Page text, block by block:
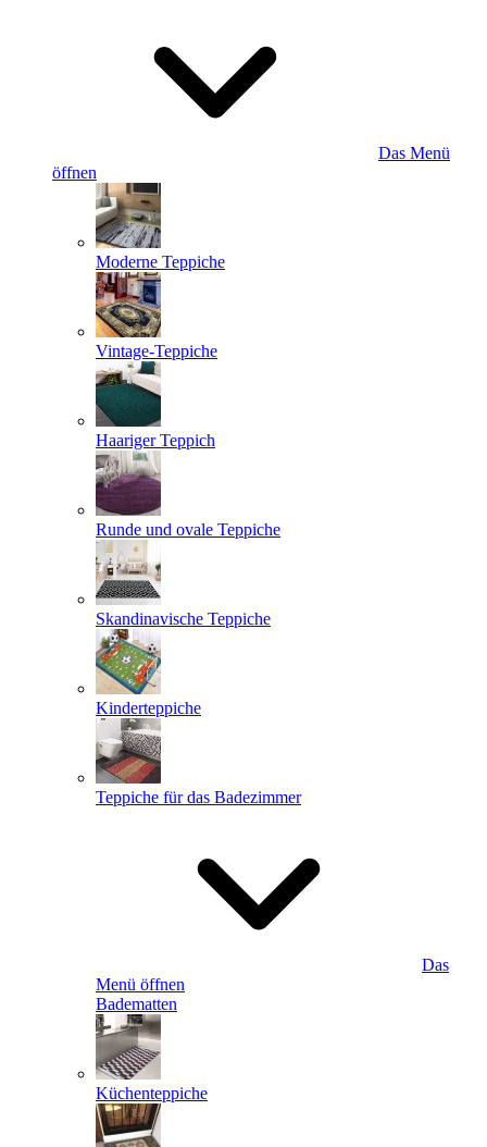
Das Menü
öffnen
Moderne Teppiche
Vintage-Teppiche
Haariger Teppich
Runde und ovale Teppiche
Skandinavische Teppiche
Kinderteppiche
Teppiche für das Badezimmer
Das
Menü öffnen
Badematten
Küchenteppiche